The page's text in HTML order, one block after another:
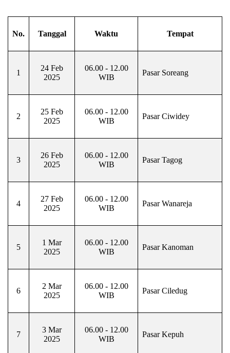
No. Tanggal Waktu Tempat
1
24 Feb
2025
06.00 - 12.00
WIB
Pasar Soreang
2
25 Feb
2025
06.00 - 12.00
WIB
Pasar Ciwidey
3
26 Feb
2025
06.00 - 12.00
WIB
Pasar Tagog
4
27 Feb
2025
06.00 - 12.00
WIB
Pasar Wanareja
5
1 Mar
2025
06.00 - 12.00
WIB
Pasar Kanoman
6
2 Mar
2025
06.00 - 12.00
WIB
Pasar Ciledug
7
3 Mar
2025
06.00 - 12.00
WIB
Pasar Kepuh